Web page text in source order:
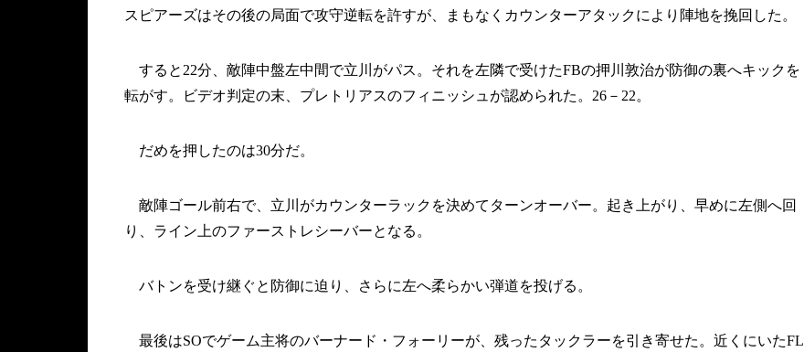
スピアーズはその後の局面で攻守逆転を許すが、まもなくカウンターアタックにより陣地を挽回した。
すると22分、敵陣中盤左中間で立川がパス。それを左隣で受けたFBの押川敦治が防御の裏へキックを
転がす。ビデオ判定の末、プレトリアスのフィニッシュが認められた。26－22。
だめを押したのは30分だ。
敵陣ゴール前右で、立川がカウンターラックを決めてターンオーバー。起き上がり、早めに左側へ回
り、ライン上のファーストレシーバーとなる。
バトンを受け継ぐと防御に迫り、さらに左へ柔らかい弾道を投げる。
最後はSOでゲーム主将のバーナード・フォーリーが、残ったタックラーを引き寄せた。近くにいたFL